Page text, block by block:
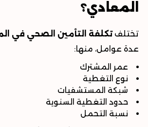
المعادي؟
تختلفتكلفة التأمين الصحي في
عدة عوامل، منها :
عمر المشترك
نوع التغطية
شبكة المستشفيات
حدود التغطية السنوية
نسبة التحمل